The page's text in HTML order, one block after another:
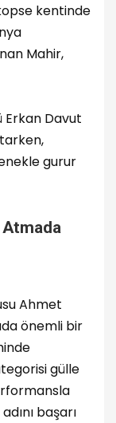
kentinde
Mahir,
Erkan Davut
gurur
Ahmet
önemli bir
gülle
başarı